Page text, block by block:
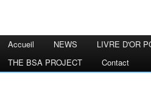
Accueil NEWS LIVRE D'OR
THE BSA PROJECT
Contact